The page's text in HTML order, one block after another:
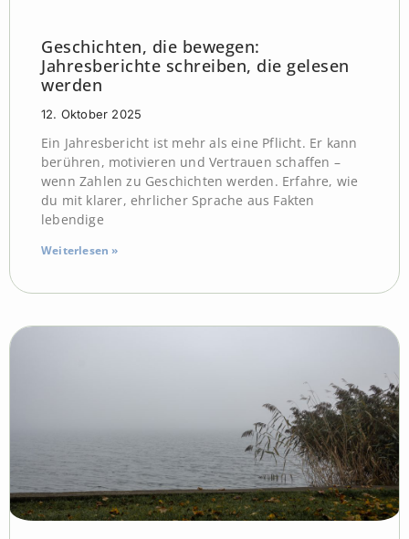
Geschichten, die bewegen:
Jahresberichte schreiben, die gelesen
werden
12. Oktober 2025
Ein Jahresbericht ist mehr als eine Pflicht. Er kann
berühren, motivieren und Vertrauen schaffen –
wenn Zahlen zu Geschichten werden. Erfahre, wie
du mit klarer, ehrlicher Sprache aus Fakten
lebendige
Weiterlesen »